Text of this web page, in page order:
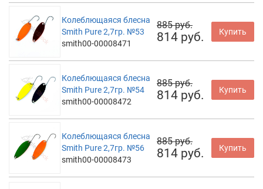
Колеблющаяся блесна
Smith Pure 2,7гр. №53
smith00-00008471
885 руб.
814 руб. Купить
Колеблющаяся блесна
Smith Pure 2,7гр. №54
smith00-00008472
885 руб.
814 руб. Купить
Колеблющаяся блесна
Smith Pure 2,7гр. №56
smith00-00008473
885 руб.
814 руб. Купить